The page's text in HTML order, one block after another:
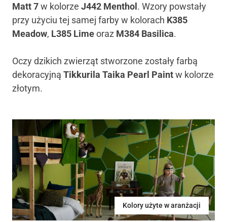
Matt 7w kolorze J442 Menthol. Wzory powstały
przy użyciu tej samej farby w kolorach K385
Meadow, L385 Limeoraz M384 Basilica.
Oczy dzikich zwierząt stworzone zostały farbą
dekoracyjną Tikkurila Taika Pearl Paintw kolorze
złotym.
Kolory użyte w aranżacji